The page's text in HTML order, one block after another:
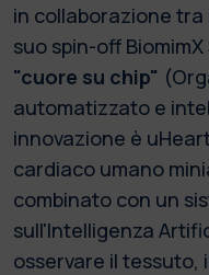
in collaborazione tra
suo spin-off
"cuore su chip"
automatizzato e
innovazione è
cardiaco umano
combinato con un
sull'Intelligenza
osservare il tessuto,